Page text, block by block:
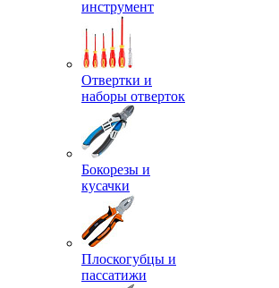
инструмент
Отвертки и
наборы отверток
Бокорезы и
кусачки
Плоскогубцы и
пассатижи